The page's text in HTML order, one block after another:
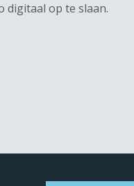
digitaal op te slaan.